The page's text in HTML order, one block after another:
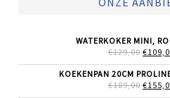
WATERKOKER MINI,
€129,00
WAS:
€
KOEKENPAN 20CM
€189,00 €